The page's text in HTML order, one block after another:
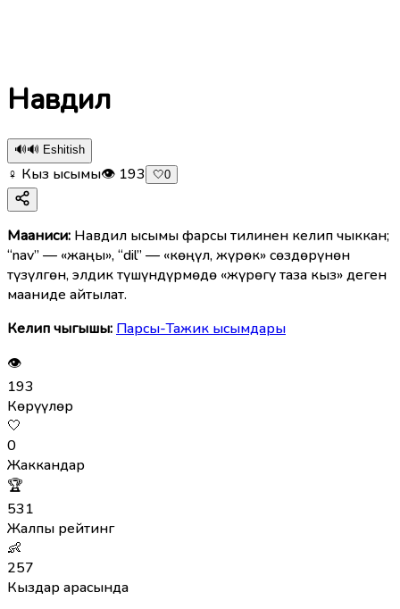
Навдил
🔊🔊 Eshitish
♀ Кыз ысымы👁 193 🤍0
Мааниcи: Навдил ысымы фарсы тилинен келип чыккан;
“nav” — «жаңы», “dil” — «көңүл, жүрөк» сөздөрүнөн
түзүлгөн, элдик түшүндүрмөдө «жүрөгү таза кыз» деген
мааниде айтылат.
Келип чыгышы: Парсы-Тажик ысымдары
👁
193
Көрүүлөр
🤍
0
Жаккандар
🏆
531
Жалпы рейтинг
👶
257
Кыздар арасында